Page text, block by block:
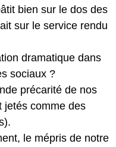
bien sur le dos des
sur le service rendu
dramatique dans
sociaux ?
précarité de nos
jetés comme des
le mépris de notre